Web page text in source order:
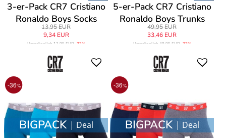
3-er-Pack CR7 Cristiano
Ronaldo Boys Socks
13,95 EUR
9,34 EUR
Ursprünglich 13,95 EUR -33%
5-er-Pack CR7 Cristiano
Ronaldo Boys Trunks
49,95 EUR
33,46 EUR
Ursprünglich 49,95 EUR -33%
-36%
BIGPACK | Deal
-36%
BIGPACK | Deal